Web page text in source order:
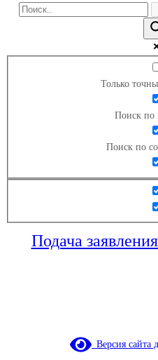
Только
Поиск по
Поиск по
Подача
Версия сайта